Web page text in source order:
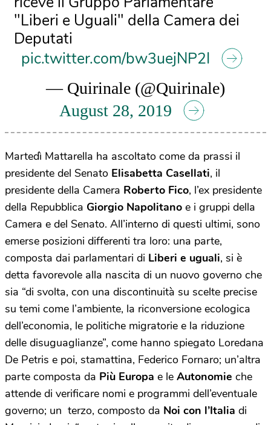
"Liberi e Uguali" della Camera dei
Deputati
pic.twitter.com/bw3uejNP2I
— Quirinale (@Quirinale)
August 28, 2019
Martedì Mattarella ha ascoltato come da prassi il
presidente del Senato Elisabetta Casellati, il
presidente della Camera Roberto Fico, l’ex presidente
della Repubblica Giorgio Napolitano e i gruppi della
Camera e del Senato. All’interno di questi ultimi, sono
emerse posizioni differenti tra loro: una parte,
composta dai parlamentari di Liberi e uguali, si è
detta favorevole alla nascita di un nuovo governo che
sia “di svolta, con una discontinuità su scelte precise
su temi come l’ambiente, la riconversione ecologica
dell’economia, le politiche migratorie e la riduzione
delle disuguaglianze”, come hanno spiegato Loredana
De Petris e poi, stamattina, Federico Fornaro; un’altra
parte composta da Più Europa e le Autonomie che
attende di verificare nomi e programmi dell’eventuale
governo; un terzo, composto da Noi con l’Italia di